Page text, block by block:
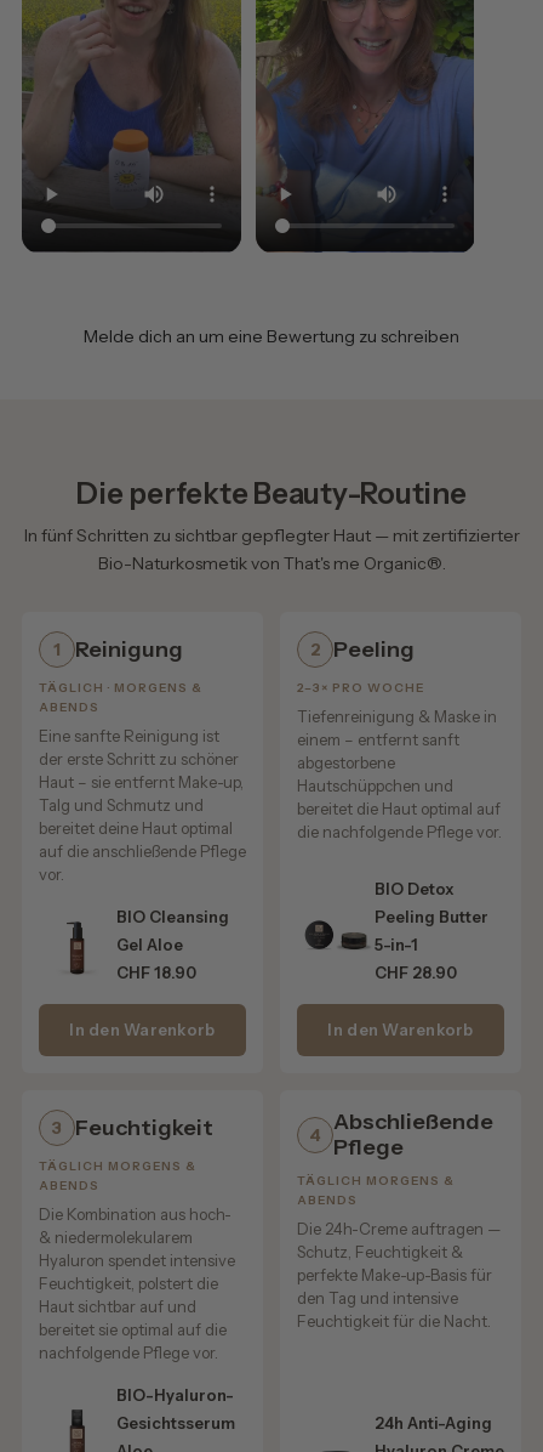
Besonders angenehm nach dem Sonnenbad, bei
trockener Sommerhaut oder immer dann, wenn Haut und
Haare einen sofortigen Frischekick brauchen 💧
Sommerpflege für Haare & Kopfhaut
Sonne, Salz- und Chlorwasser können Haare und
Kopfhaut schnell austrocknen.
Kopfhaut intensiv mit Feuchtigkeit und sorgen gleichzeitig
✔ leichte Pflege für trockene Spitzen
✔ Frischekick unterwegs
✔ angenehm gepflegte Haare trotz Sonne & Hitze
Anwendung – einfach & unkompliziert
Summer Love Sonnenschutz-Spray:
Vor dem Sonnen großzügig auftragen und gleichmäßig
verteilen.
Aloe Vera Gel 2in1:
Nach dem Sonnenbad auf Haut oder Haare auftragen –
SOS Roll-On Aloe:
Bei Bedarf direkt auf gereizte Hautstellen auftragen.
Aloe Vera Splash 3in1:
Vor, während oder nach dem Sonnen auf Haut & Haare
Gut zu wissen
✔ leichte Sommerpflege für Haut & Haare
✔ ideal für Urlaub, Strand & Alltag
✔ mit frischer Aloe Vera
✔ ohne Titandioxid
✔ ohne schwere Texturen
✔ für die ganze Familie geeignet
✔ perfekt für warme Sommertage
Melde dich an um eine Bewertung zu schreiben
Die perfekte Beauty-Routine
In fünf Schritten zu sichtbar gepflegter Haut — mit zertifizierter
Bio-Naturkosmetik von That's me Organic®.
1 Reinigung
TÄGLICH · MORGENS &
ABENDS
Eine sanfte Reinigung ist
der erste Schritt zu schöner
Haut – sie entfernt Make-up,
Talg und Schmutz und
bereitet deine Haut optimal
auf die anschließende Pflege
vor.
BIO Cleansing
Gel Aloe
CHF 18.90
In den Warenkorb
2 Peeling
2–3× PRO WOCHE
Tiefenreinigung & Maske in
einem – entfernt sanft
abgestorbene
Hautschüppchen und
bereitet die Haut optimal auf
die nachfolgende Pflege vor.
BIO Detox
Peeling Butter
5-in-1
CHF 28.90
In den Warenkorb
3 Feuchtigkeit
TÄGLICH MORGENS &
ABENDS
Die Kombination aus hoch-
& niedermolekularem
Hyaluron spendet intensive
Feuchtigkeit, polstert die
Haut sichtbar auf und
bereitet sie optimal auf die
nachfolgende Pflege vor.
BIO-Hyaluron-
Gesichtsserum
4
Abschließende
Pflege
TÄGLICH MORGENS &
ABENDS
Die 24h-Creme auftragen —
Schutz, Feuchtigkeit &
perfekte Make-up-Basis für
den Tag und intensive
Feuchtigkeit für die Nacht.
24h Anti-Aging